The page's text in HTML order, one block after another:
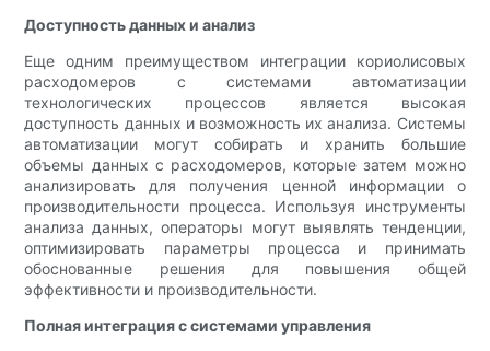
Доступность данных и анализ
Еще одним преимуществом интеграции кориолисовых
расходомеров с системами автоматизации
технологических процессов является высокая
доступность данных и возможность их анализа. Системы
автоматизации могут собирать и хранить большие
объемы данных с расходомеров, которые затем можно
анализировать для получения ценной информации о
производительности процесса. Используя инструменты
анализа данных, операторы могут выявлять тенденции,
оптимизировать параметры процесса и принимать
обоснованные решения для повышения общей
эффективности и производительности.
Полная интеграция с системами управления